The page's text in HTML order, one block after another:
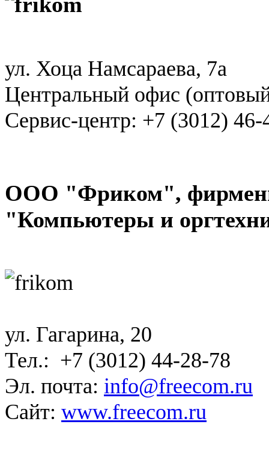
ул. Хоца Намсараева, 7а
Центральный офис
Сервис-центр: +7 (3012) 46-
ООО "Фриком",
"Компьютеры и
ул. Гагарина, 20
Тел.: +7 (3012) 44-28-78
Эл. почта: info@freecom.ru
Сайт: www.freecom.ru